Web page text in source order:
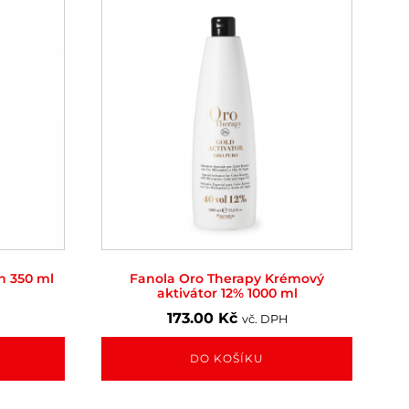
350 ml
Fanola Oro Therapy Krémový
aktivátor 12% 1000 ml
173.00 Kč vč. DPH
DO KOŠÍKU